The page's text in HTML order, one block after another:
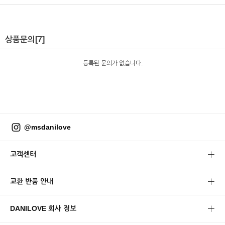
상품문의 [7]
등록된 문의가 없습니다.
@msdanilove
고객센터
교환 반품 안내
DANILOVE 회사 정보